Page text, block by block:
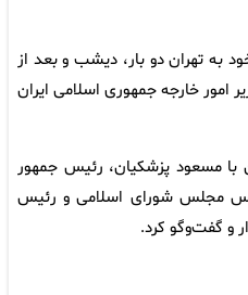
به تهران دو بار، دیشب و بعد از
امور خارجه جمهوری اسلامی ایران
با مسعود پزشکیان، رئیس جمهور
مجلس شورای اسلامی و رئیس
و گفت‌وگو کرد.